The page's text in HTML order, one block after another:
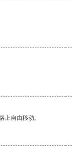
上自由移动。